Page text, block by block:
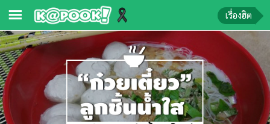
ข่าว-
เรื่องฮิต